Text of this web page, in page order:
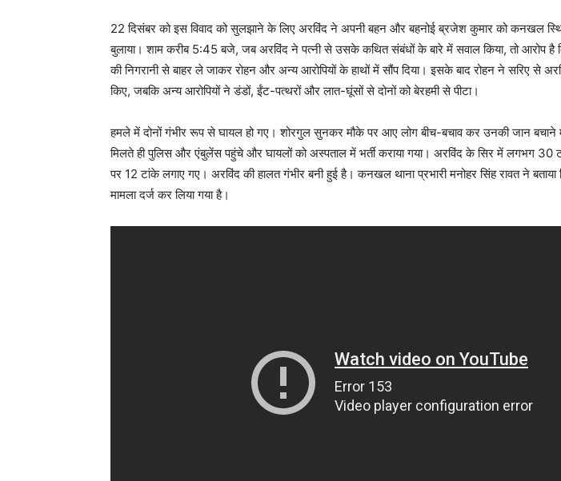
22 दिसंबर को इस विवाद को सुलझाने के लिए अरविंद ने अपनी बहन और बहनोई ब्रजेश कुमार को कनखल
बुलाया। शाम करीब 5:45 बजे, जब अरविंद ने पत्नी से उसके कथित संबंधों के बारे में सवाल किया, तो आरोप है
की निगरानी से बाहर ले जाकर रोहन और अन्य आरोपियों के हाथों में सौंप दिया। इसके बाद रोहन ने सरिए से
किए, जबकि अन्य आरोपियों ने डंडों, ईंट-पत्थरों और लात-घूंसों से दोनों को बेरहमी से पीटा।
हमले में दोनों गंभीर रूप से घायल हो गए। शोरगुल सुनकर मौके पर आए लोग बीच-बचाव कर उनकी जान
मिलते ही पुलिस और एंबुलेंस पहुंचे और घायलों को अस्पताल में भर्ती कराया गया। अरविंद के सिर में लगभग
पर 12 टांके लगाए गए। अरविंद की हालत गंभीर बनी हुई है। कनखल थाना प्रभारी मनोहर सिंह रावत ने
मामला दर्ज कर लिया गया है।